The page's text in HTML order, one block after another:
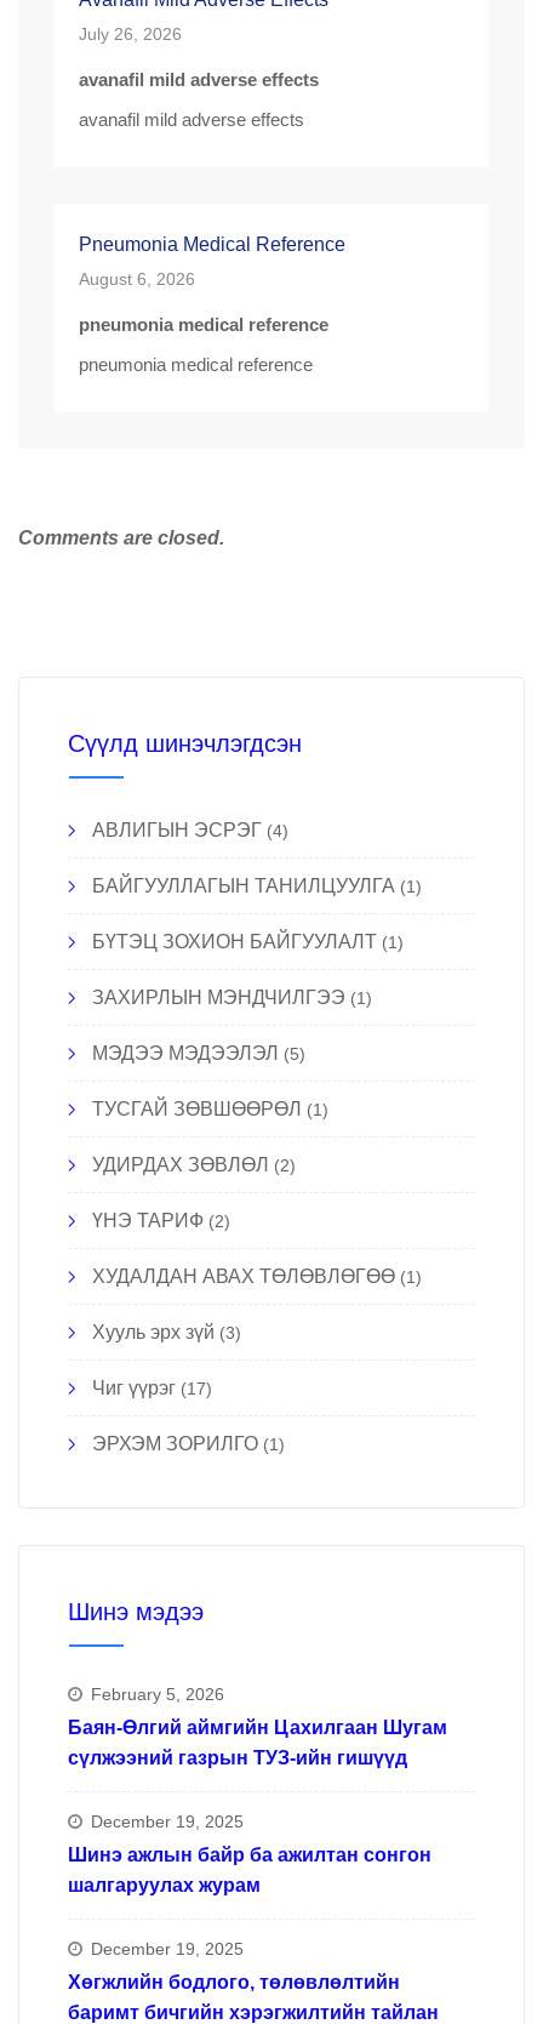
July 26, 2026
avanafil mild adverse effects
avanafil mild adverse effects
Pneumonia Medical Reference
August 6, 2026
pneumonia medical reference
pneumonia medical reference
Comments are closed.
Сүүлд шинэчлэгдсэн
АВЛИГЫН ЭСРЭГ (4)
БАЙГУУЛЛАГЫН ТАНИЛЦУУЛГА (1)
БҮТЭЦ ЗОХИОН БАЙГУУЛАЛТ (1)
ЗАХИРЛЫН МЭНДЧИЛГЭЭ (1)
МЭДЭЭ МЭДЭЭЛЭЛ (5)
ТУСГАЙ ЗӨВШӨӨРӨЛ (1)
УДИРДАХ ЗӨВЛӨЛ (2)
ҮНЭ ТАРИФ (2)
ХУДАЛДАН АВАХ ТӨЛӨВЛӨГӨӨ (1)
Хууль эрх зүй (3)
Чиг үүрэг (17)
ЭРХЭМ ЗОРИЛГО (1)
Шинэ мэдээ
February 5, 2026
Баян-Өлгий аймгийн Цахилгаан Шугам
сүлжээний газрын ТУЗ-ийн гишүүд
December 19, 2025
Шинэ ажлын байр ба ажилтан сонгон
шалгаруулах журам
December 19, 2025
Хөгжлийн бодлого, төлөвлөлтийн
баримт бичгийн хэрэгжилтийн тайлан